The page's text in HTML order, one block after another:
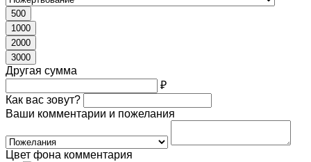
500
1000
2000
3000
Другая сумма
₽
Как вас зовут?
Ваши комментарии и пожелания
Цвет фона комментария